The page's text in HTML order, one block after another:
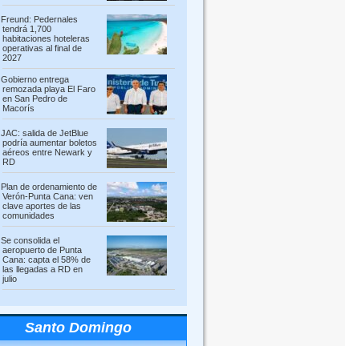
Freund: Pedernales
tendrá 1,700
habitaciones hoteleras
operativas al final de
2027
Gobierno entrega
remozada playa El Faro
en San Pedro de
Macorís
JAC: salida de JetBlue
podría aumentar boletos
aéreos entre Newark y
RD
Plan de ordenamiento de
Verón-Punta Cana: ven
clave aportes de las
comunidades
Se consolida el
aeropuerto de Punta
Cana: capta el 58% de
las llegadas a RD en
julio
Santo Domingo